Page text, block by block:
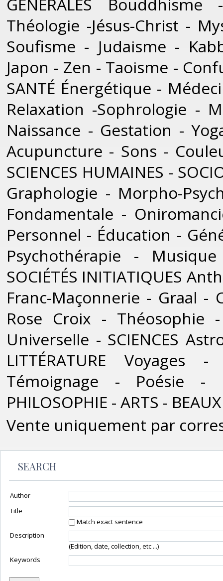
Théologie -Jésus-Christ -
Soufisme - Judaisme -
Japon - Zen - Taoisme -
SANTÉ Énergétique -
Relaxation -Sophrologie -
Naissance - Gestation -
Acupuncture - Sons -
SCIENCES HUMAINES -
Graphologie - Morpho-
Fondamentale -
Personnel - Éducation -
Psychothérapie -
SOCIÉTÉS INITIATIQUES
Franc-Maçonnerie - Graal -
Rose Croix - Théosophie
Universelle - SCIENCES
LITTÉRATURE
Témoignage - Poésie -
PHILOSOPHIE - ARTS -
Vente uniquement par
SEARCH
Author
Title
Match exact sentence
Description
(Edition, date, collection, etc ...)
Keywords